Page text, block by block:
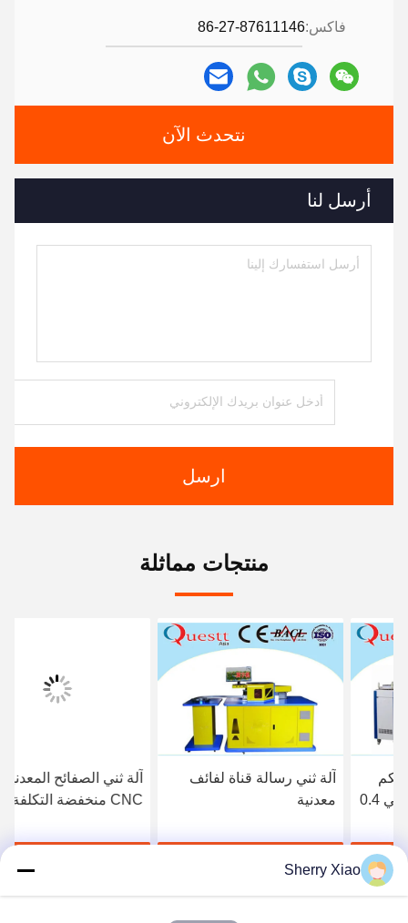
فاكس:86-27-87611146
نتحدث الآن
أرسل لنا
ارسل
منتجات مماثلة
آلة ثني رسالة قناة لفائف
معدنية
احصل على أفضل سعر
آلة ثني الصفائح المعدنية
CNC منخفضة التكلفة الشق
الألومنيوم
Sherry Xiao